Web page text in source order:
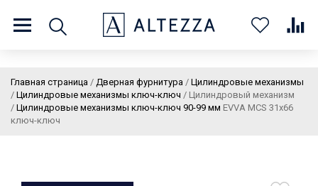
8 (800) 201 60 03 9:00 - 21:00 ПН-ВС
Главная страница / Дверная фурнитура / Цилиндровые механизмы
/ Цилиндровые механизмы ключ-ключ
/ Цилиндровые механизмы ключ-ключ 90-99 мм
/ Цилиндровый механизм
EVVA MCS 31x66
ключ-ключ